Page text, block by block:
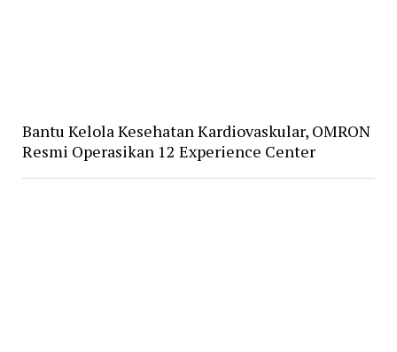
Bantu Kelola Kesehatan Kardiovaskular, OMRON
Resmi Operasikan 12 Experience Center